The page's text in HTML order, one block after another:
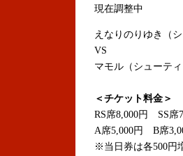
現在調整中
えなりのりゆき（
VS
マモル（シューテ
＜チケット料金＞
RS席8,000円 SS席
A席5,000円 B席
※当日券は各500円